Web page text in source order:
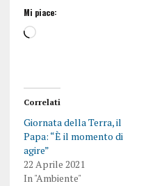
Mi piace:
Correlati
Giornata della Terra, il
Papa: “È il momento di
agire”
22 Aprile 2021
In "Ambiente"